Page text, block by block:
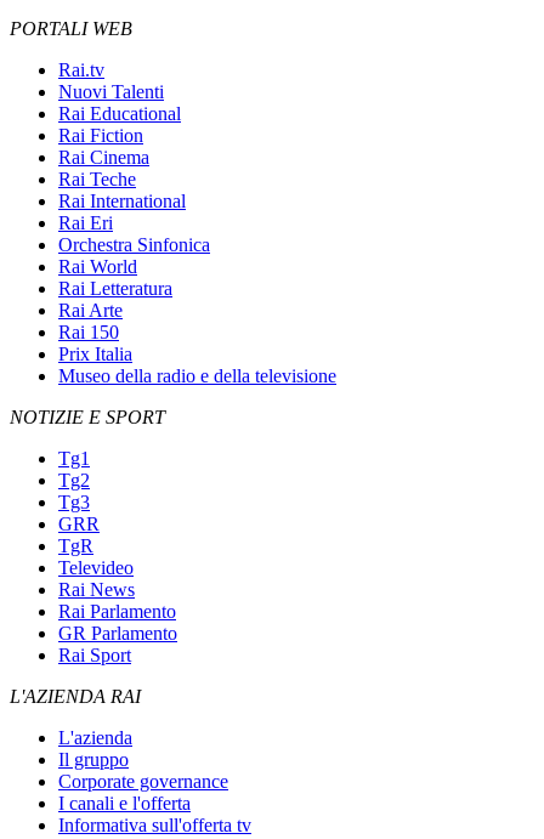
PORTALI WEB
Rai.tv
Nuovi Talenti
Rai Educational
Rai Fiction
Rai Cinema
Rai Teche
Rai International
Rai Eri
Orchestra Sinfonica
Rai World
Rai Letteratura
Rai Arte
Rai 150
Prix Italia
Museo della radio e della televisione
NOTIZIE E SPORT
Tg1
Tg2
Tg3
GRR
TgR
Televideo
Rai News
Rai Parlamento
GR Parlamento
Rai Sport
L'AZIENDA RAI
L'azienda
Il gruppo
Corporate governance
I canali e l'offerta
Informativa sull'offerta tv